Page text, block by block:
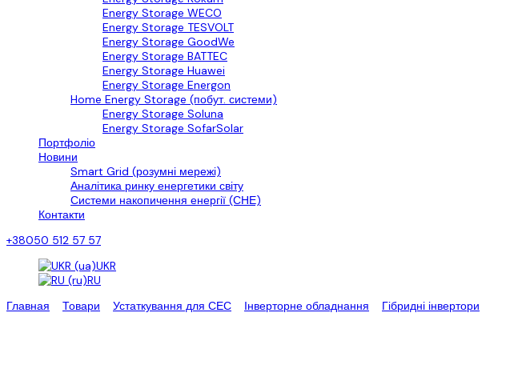
Energy Storage WECO
Energy Storage TESVOLT
Energy Storage GoodWe
Energy Storage BATTEC
Energy Storage Huawei
Energy Storage Energon
Home Energy Storage (побут. системи)
Energy Storage Soluna
Energy Storage SofarSolar
Портфоліо
Новини
Smart Grid (розумні мережі)
Аналітика ринку енергетики світу
Системи накопичення енергії (СНЕ)
Контакти
+38050 512 57 57
UKR
RU
Главная
Товари Устаткування для СЕС Інверторне обладнання Гібридні інвертори